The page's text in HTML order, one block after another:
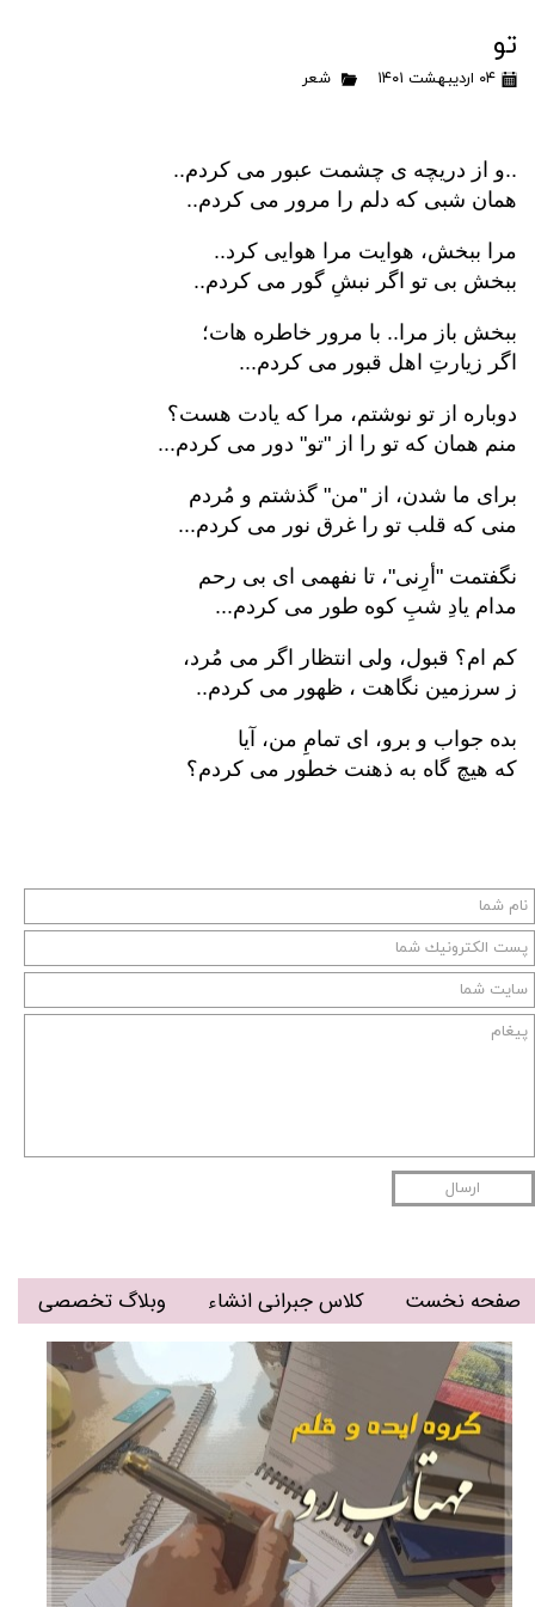
تو
۰۴ اردیبهشت ۱۴۰۱ شعر
..و از دریچه ی چشمت عبور می کردم..
همان شبی که دلم را مرور می کردم..
مرا ببخش، هوایت مرا هوایی کرد..
ببخش بی تو اگر نبشِ گور می کردم..
ببخش باز مرا.. با مرور خاطره هات؛
اگر زیارتِ اهل قبور می کردم...
دوباره از تو نوشتم، مرا که یادت هست؟
منم همان که تو را از "تو" دور می کردم...
برای ما شدن، از "من" گذشتم و مُردم
منی که قلب تو را غرق نور می کردم...
نگفتمت "أرِنی"، تا نفهمی ای بی رحم
مدام یادِ شبِ کوه طور می کردم...
کم ام؟ قبول، ولی انتظار اگر می مُرد،
ز سرزمین نگاهت ، ظهور می کردم..
بده جواب و برو، ای تمامِ من، آیا
که هیچ گاه به ذهنت خطور می کردم؟
صفحه نخست کلاس جبرانی انشاء وبلاگ تخصصی
ارسال